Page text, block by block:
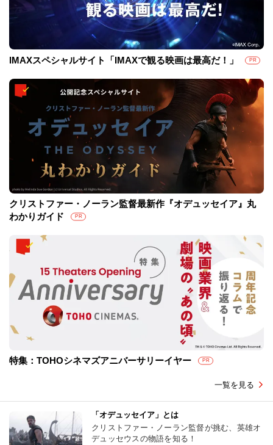
IMAXスペシャルサイト「IMAXで観る映画は最高だ！」 PR
クリストファー・ノーラン監督最新作『オデュッセイア』丸
わかりガイド
PR
特集：TOHOシネマズアニバーサリーイヤー PR
一覧を見る
「オデュッセイア」とは
クリストファー・ノーラン監督が挑む、英雄オ
デュッセウスの物語を知る！